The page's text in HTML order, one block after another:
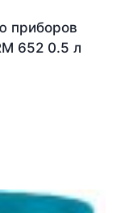
приборов
652 0.5 л